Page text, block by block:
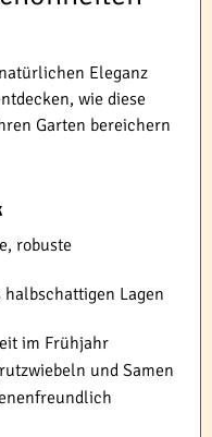
Eleganz
wie diese
Garten bereichern
robuste
Lagen
im Frühjahr
und Samen